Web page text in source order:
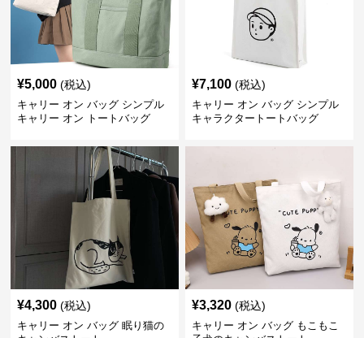
¥5,000 (税込)
キャリー オン バッグ シンプル
キャリー オン トートバッグ
¥7,100 (税込)
キャリー オン バッグ シンプル
キャラクタートートバッグ
¥4,300 (税込)
キャリー オン バッグ 眠り猫の
¥3,320 (税込)
キャリー オン バッグ もこもこ